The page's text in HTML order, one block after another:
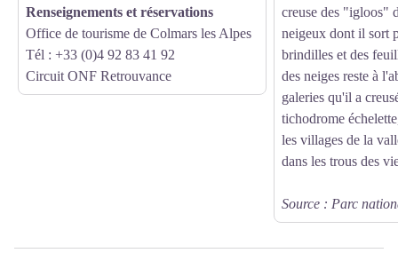
Renseignements et réservations
Office de tourisme de Colmars les Alpes
Tél : +33 (0)4 92 83 41 92
Circuit ONF Retrouvance
creuse des "igloos"
neigeux dont il sort
brindilles et des
des neiges reste à
galeries qu'il a
tichodrome
les villages de la
dans les trous des
Source : Parc